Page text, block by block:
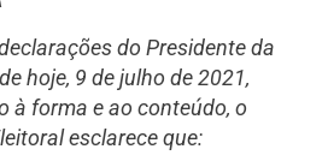
do Presidente da
hoje, 9 de julho de 2021,
à forma e ao conteúdo, o
esclarece que: